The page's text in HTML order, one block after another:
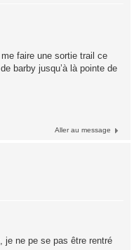
faire une sortie trail ce
barby jusqu’à là pointe de
Aller au message
je ne pe se pas être rentré